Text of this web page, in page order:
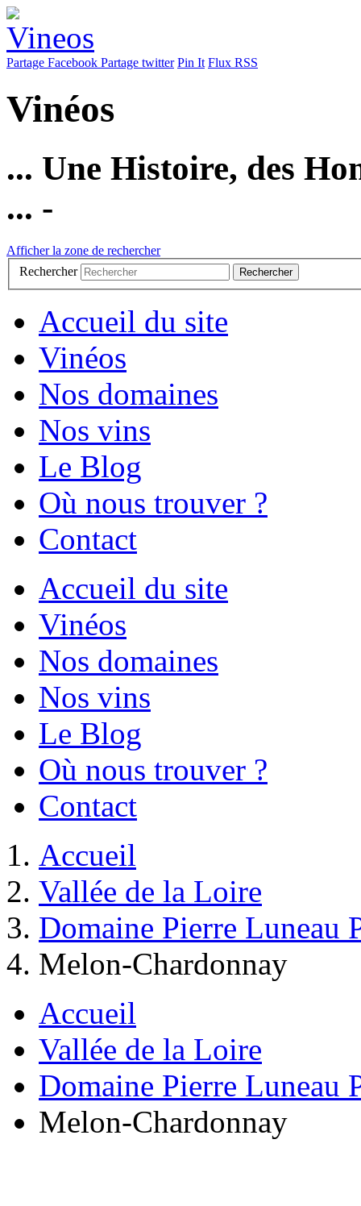
Partage Facebook Partage twitter Pin It Flux RSS
Vinéos
... Une Histoire, des
... -
Afficher la zone de rechercher
Rechercher
Accueil du site
Vinéos
Nos domaines
Nos vins
Le Blog
Où nous trouver ?
Contact
Accueil du site
Vinéos
Nos domaines
Nos vins
Le Blog
Où nous trouver ?
Contact
Accueil
Vallée de la Loire
Domaine Pierre Luneau
Melon-Chardonnay
Accueil
Vallée de la Loire
Domaine Pierre Luneau
Melon-Chardonnay